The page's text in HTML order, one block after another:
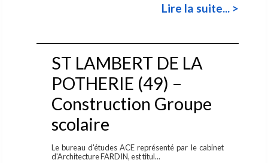
Lire la suite... >
ST LAMBERT DE LA
POTHERIE (49) –
Construction Groupe
scolaire
Le bureau d'études ACE représenté par le cabinet
d'Architecture FARDIN, est titul...